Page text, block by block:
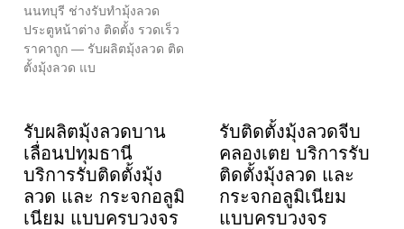
นนทบุรี ช่างรับทำมุ้งลวด
ประตูหน้าต่าง ติดตั้ง รวดเร็ว
ราคาถูก — รับผลิตมุ้งลวด ติด
ตั้งมุ้งลวด แบ
รับผลิตมุ้งลวดบาน
เลื่อนปทุมธานี
บริการรับติดตั้งมุ้ง
ลวด และ กระจกอลูมิ
เนียม แบบครบวงจร
รับติดตั้งมุ้งลวดจีบ
คลองเตย บริการรับ
ติดตั้งมุ้งลวด และ
กระจกอลูมิเนียม
แบบครบวงจร